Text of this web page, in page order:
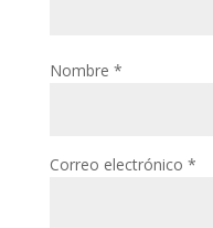
Nombre *
Correo electrónico *